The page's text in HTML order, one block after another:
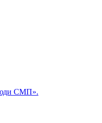
СМП».